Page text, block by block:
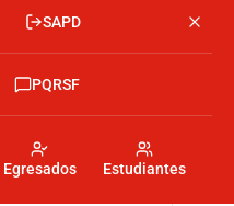
SAPD
Egresados Estudiantes
PQRSF
Menú